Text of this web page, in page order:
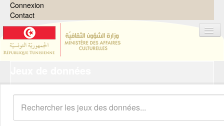
Connexion
Contact
Organisations
Groupes
Demandes 0